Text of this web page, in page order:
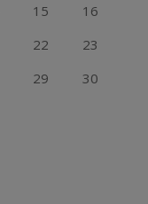
15
16
22
23
29
30